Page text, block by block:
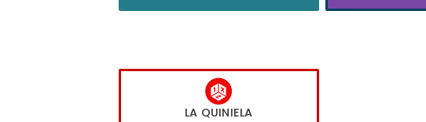
LA QUINIELA